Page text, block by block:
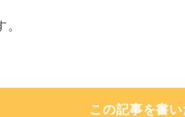
この記事を書い